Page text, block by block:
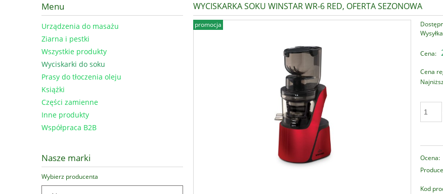
Menu
Urządzenia do masażu
Ziarna i pestki
Wszystkie produkty
Wyciskarki do soku
Prasy do tłoczenia oleju
Książki
Części zamienne
Inne produkty
Współpraca B2B
Nasze marki
Wybierz producenta
WYCISKARKA SOKU WINSTAR WR-6 RED, OFERTA SEZONOWA
promocja
Cena:
Cena
Ocena:
Kod